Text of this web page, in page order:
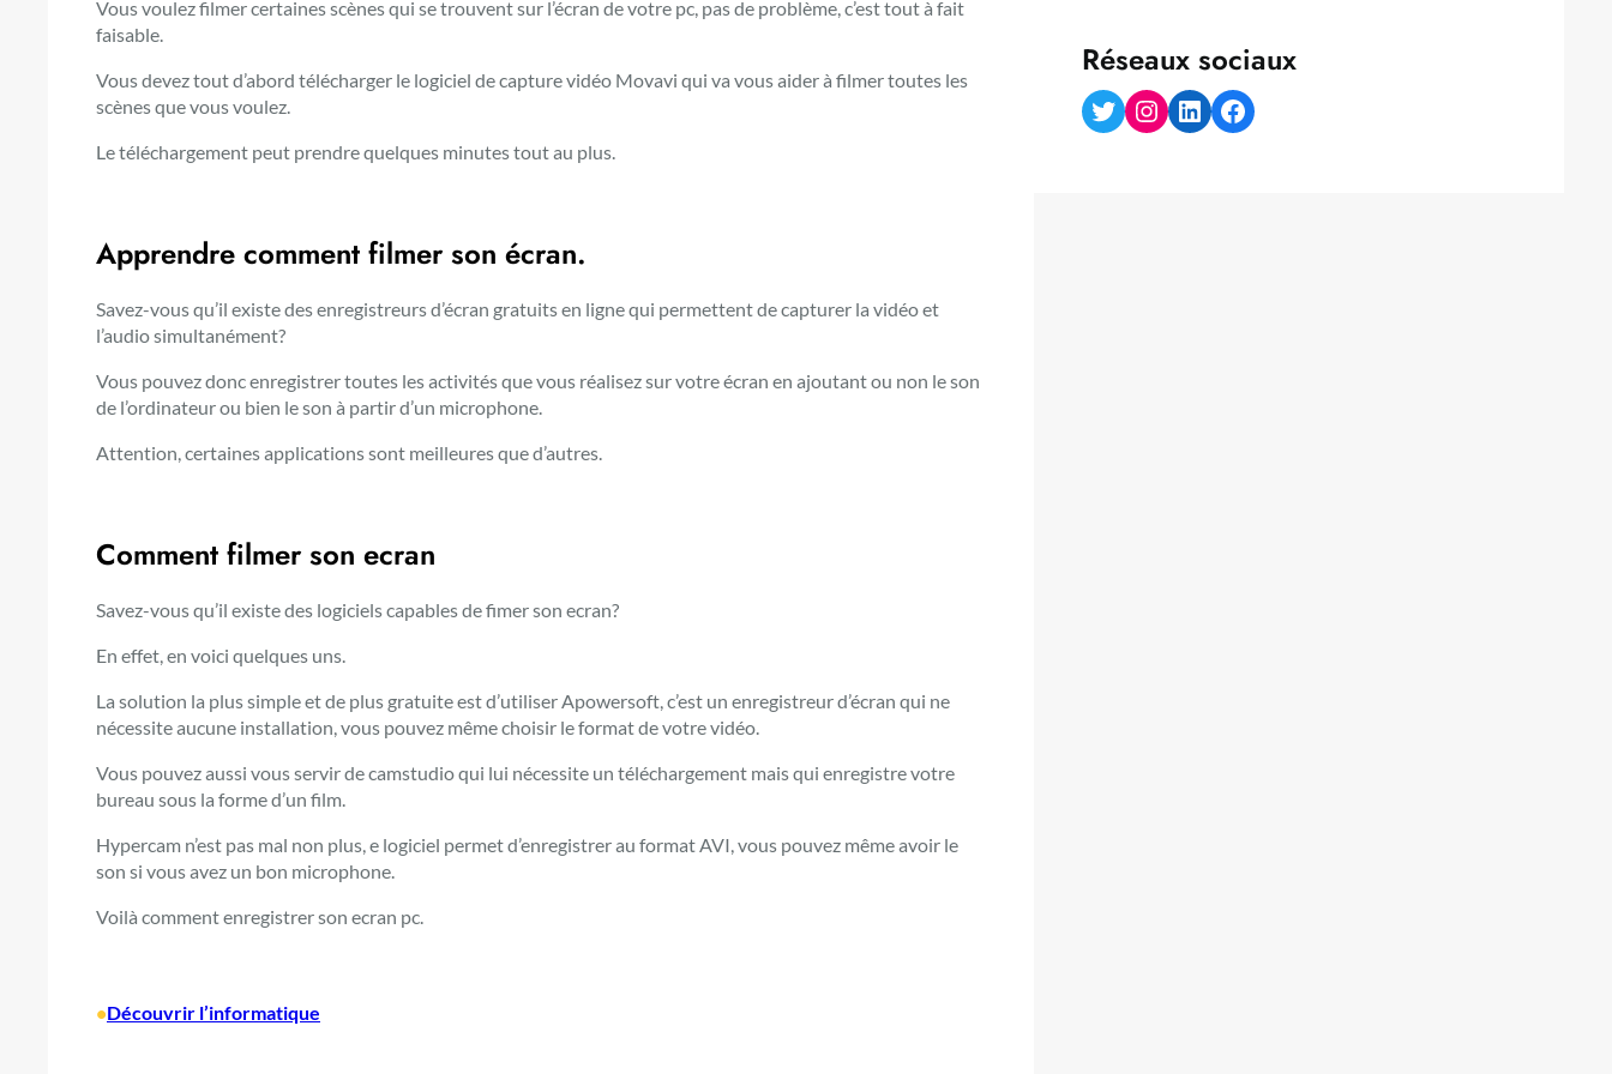
Vous voulez filmer certaines scènes qui se trouvent sur l’écran de votre pc, pas de problème, c’est tout à fait
faisable.
Vous devez tout d’abord télécharger le logiciel de capture vidéo Movavi qui va vous aider à filmer toutes les
scènes que vous voulez.
Le téléchargement peut prendre quelques minutes tout au plus.
Apprendre comment filmer son écran.
Savez-vous qu’il existe des enregistreurs d’écran gratuitsen ligne qui permettent de capturer la vidéo et
l’audio simultanément?
Vous pouvez donc enregistrer toutes les activités que vous réalisez sur votre écran en ajoutant ou non le son
de l’ordinateur ou bien le son à partir d’un microphone.
Attention, certaines applications sont meilleures que d’autres.
Comment filmer son ecran
Savez-vous qu’il existe des logiciels capables de fimer son ecran?
En effet, en voici quelques uns.
La solution la plus simple et de plus gratuite est d’utiliser Apowersoft, c’est un enregistreur d’écran qui ne
nécessite aucune installation, vous pouvez même choisir le format de votre vidéo.
Vous pouvez aussi vous servir de camstudio qui lui nécessite un téléchargement mais qui enregistre votre
bureau sous la forme d’un film.
Hypercam n’est pas mal non plus, e logiciel permet d’enregistrer au format AVI, vous pouvez même avoir le
son si vous avez un bon microphone.
Voilà comment enregistrer son ecran pc.
•Découvrir l’informatique
Réseaux sociaux
Twitter Instagram LinkedIn Facebook